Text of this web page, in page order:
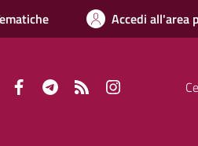
Accedi all'area
FacebookTelegramRSS